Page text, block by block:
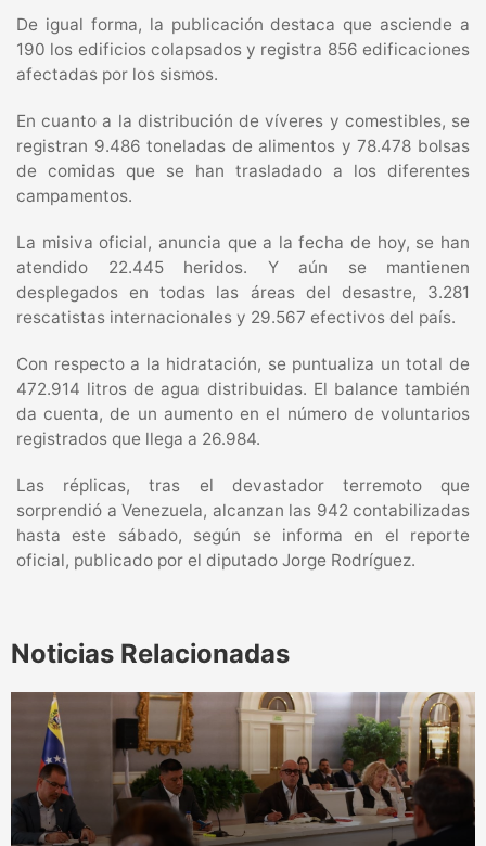
De igual forma, la publicación destaca que asciende a
190 los edificios colapsados y registra 856 edificaciones
afectadas por los sismos.
En cuanto a la distribución de víveres y comestibles, se
registran 9.486 toneladas de alimentos y 78.478 bolsas
de comidas que se han trasladado a los diferentes
campamentos.
La misiva oficial, anuncia que a la fecha de hoy, se han
atendido 22.445 heridos. Y aún se mantienen
desplegados en todas las áreas del desastre, 3.281
rescatistas internacionales y 29.567 efectivos del país.
Con respecto a la hidratación, se puntualiza un total de
472.914 litros de agua distribuidas. El balance también
da cuenta, de un aumento en el número de voluntarios
registrados que llega a 26.984.
Las réplicas, tras el devastador terremoto que
sorprendió a Venezuela, alcanzan las 942 contabilizadas
hasta este sábado, según se informa en el reporte
oficial, publicado por el diputado Jorge Rodríguez.
Noticias Relacionadas